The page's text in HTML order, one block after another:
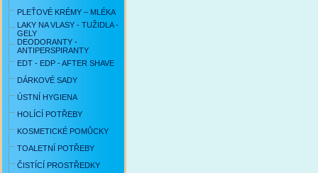
PLEŤOVÉ KRÉMY – MLÉKA
LAKY NA VLASY - TUŽIDLA -
GELY
DEODORANTY -
ANTIPERSPIRANTY
EDT - EDP - AFTER SHAVE
DÁRKOVÉ SADY
ÚSTNÍ HYGIENA
HOLÍCÍ POTŘEBY
KOSMETICKÉ POMŮCKY
TOALETNÍ POTŘEBY
ČISTÍCÍ PROSTŘEDKY